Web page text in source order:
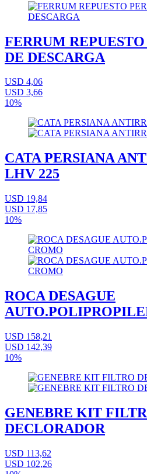
FERRUM
DE DESCARGA
USD 4,06
USD 3,66
10%
CATA PERSIANA
LHV 225
USD 19,84
USD 17,85
10%
ROCA DESAGUE
USD 158,21
USD 142,39
10%
GENEBRE KIT
DECLORADOR
USD 113,62
USD 102,26